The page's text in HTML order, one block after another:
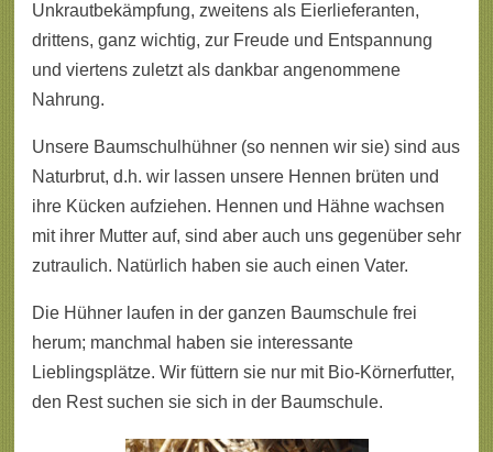
Unkrautbekämpfung, zweitens als Eierlieferanten,
drittens, ganz wichtig, zur Freude und Entspannung
und viertens zuletzt als dankbar angenommene
Nahrung.
Unsere Baumschulhühner (so nennen wir sie) sind aus
Naturbrut, d.h. wir lassen unsere Hennen brüten und
ihre Kücken aufziehen. Hennen und Hähne wachsen
mit ihrer Mutter auf, sind aber auch uns gegenüber sehr
zutraulich. Natürlich haben sie auch einen Vater.
Die Hühner laufen in der ganzen Baumschule frei
herum; manchmal haben sie interessante
Lieblingsplätze. Wir füttern sie nur mit Bio-Körnerfutter,
den Rest suchen sie sich in der Baumschule.